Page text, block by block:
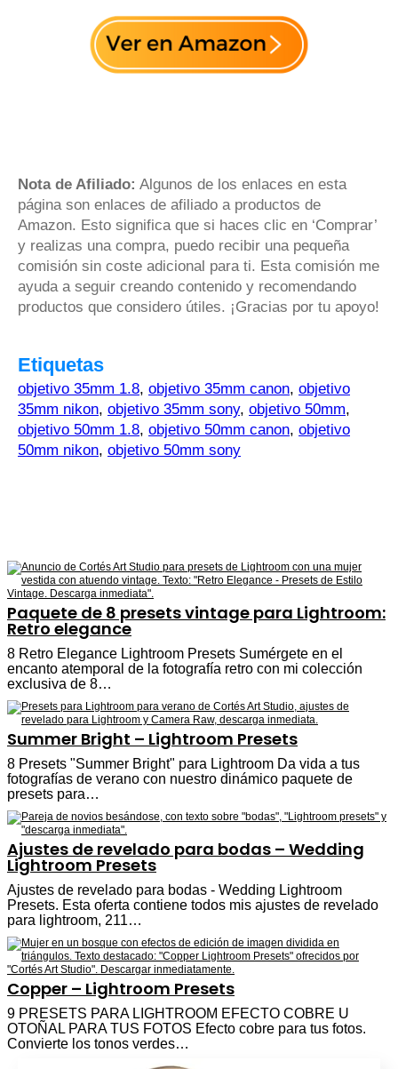
Nota de Afiliado: Algunos de los enlaces en esta
página son enlaces de afiliado a productos de
Amazon. Esto significa que si haces clic en ‘Comprar’
y realizas una compra, puedo recibir una pequeña
comisión sin coste adicional para ti. Esta comisión me
ayuda a seguir creando contenido y recomendando
productos que considero útiles. ¡Gracias por tu apoyo!
Etiquetas
objetivo 35mm 1.8, objetivo 35mm canon, objetivo
35mm nikon, objetivo 35mm sony, objetivo 50mm,
objetivo 50mm 1.8, objetivo 50mm canon, objetivo
50mm nikon, objetivo 50mm sony
Paquete de 8 presets vintage para Lightroom:
Retro elegance
8 Retro Elegance Lightroom Presets Sumérgete en el
encanto atemporal de la fotografía retro con mi colección
exclusiva de 8…
Summer Bright – Lightroom Presets
8 Presets "Summer Bright" para Lightroom Da vida a tus
fotografías de verano con nuestro dinámico paquete de
presets para…
Ajustes de revelado para bodas – Wedding
Lightroom Presets
Ajustes de revelado para bodas - Wedding Lightroom
Presets. Esta oferta contiene todos mis ajustes de revelado
para lightroom, 211…
Copper – Lightroom Presets
9 PRESETS PARA LIGHTROOM EFECTO COBRE U
OTOÑAL PARA TUS FOTOS Efecto cobre para tus fotos.
Convierte los tonos verdes…